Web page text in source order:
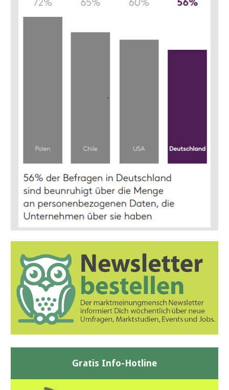
Gratis Info-Hotline